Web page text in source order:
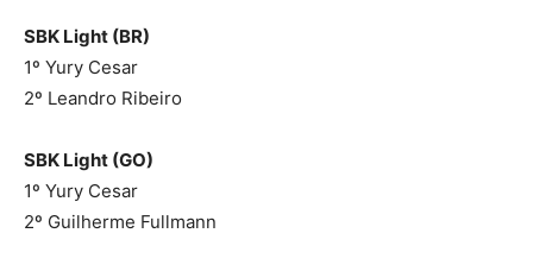
SBK Light (BR)
1º Yury Cesar
2º Leandro Ribeiro
SBK Light (GO)
1º Yury Cesar
2º Guilherme Fullmann